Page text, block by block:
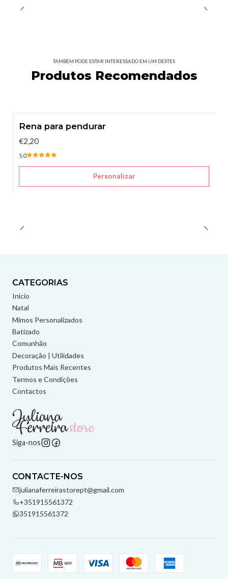
TAMBÉM PODE ESTAR INTERESSADO EM UM DESTES
Produtos Recomendados
Rena para pendurar
€2,20
5.0
Personalizar
CATEGORIAS
Início
Natal
Mimos Personalizados
Batizado
Comunhão
Decoração | Utilidades
Produtos Mais Recentes
Termos e Condições
Contactos
Siga-nos
CONTACTE-NOS
julianaferreirastorept@gmail.com
+351915561372
351915561372